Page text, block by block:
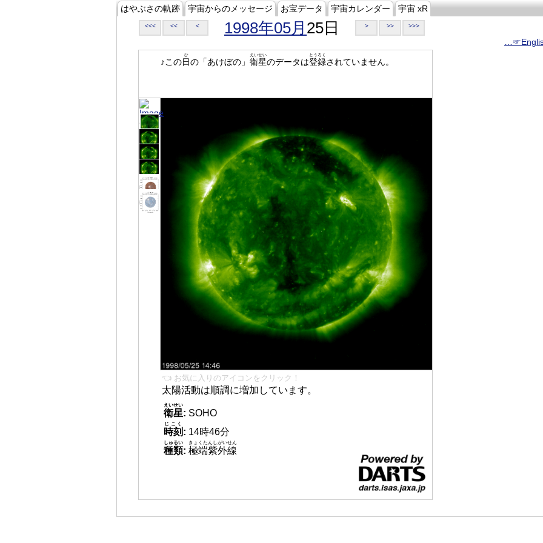
はやぶさの軌跡 宇宙からのメッセージ お宝データ 宇宙カレンダー 宇宙 xR
<<< << < 1998年05月 25日 > >> >>>
♪この日
ひ
の「あけぼの」 衛星
えいせい
のデータは登録
とうろく
されていません。
👈 お気に入りのアイコンをクリック！
太陽活動は順調に増加しています。
衛星
えいせい
: SOHO
時刻
じこく
: 14時46分
種類
しゅるい
: 極端紫外線
きょくたんしがいせん